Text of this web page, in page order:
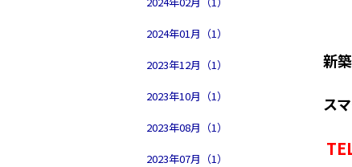
2024年01月（1）
2023年12月（1）
2023年10月（1）
2023年08月（1）
2023年07月（1）
新
ス